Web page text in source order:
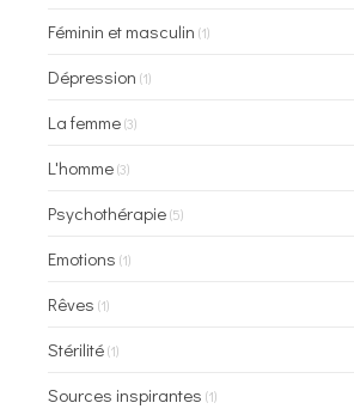
Féminin et masculin (1)
Dépression (1)
La femme(3)
L'homme(3)
Psychothérapie(5)
Emotions (1)
Rêves (1)
Stérilité(1)
Sources inspirantes (1)